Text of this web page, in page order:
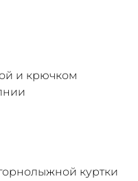
и крючком
куртки